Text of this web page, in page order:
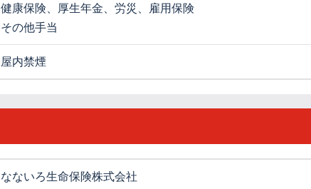
健康保険、厚生年金、労災、雇用保険
その他手当
屋内禁煙
なないろ生命保険株式会社